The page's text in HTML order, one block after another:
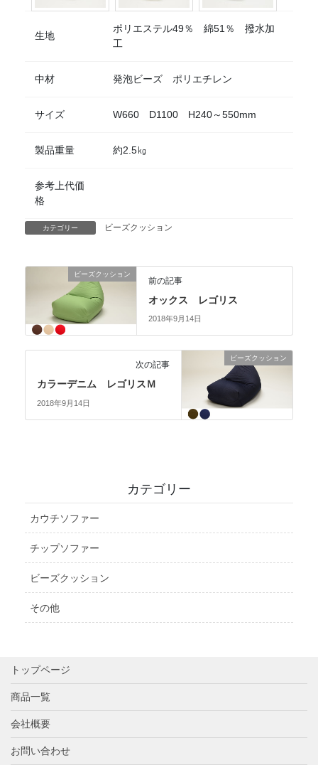
生地
ポリエステル49％ 綿51％ 撥水加
工
中材 発泡ビーズ ポリエチレン
サイズ W660 D1100 H240～550mm
製品重量 約2.5㎏
参考上代価
格
カテゴリー ビーズクッション
ビーズクッション
前の記事
オックス レゴリス
2018年9月14日
ビーズクッション
次の記事
カラーデニム レゴリスＭ
2018年9月14日
カテゴリー
カウチソファー
チップソファー
ビーズクッション
その他
トップページ
商品一覧
会社概要
お問い合わせ